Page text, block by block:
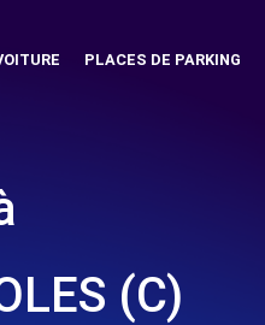
PLACES DE PARKING
(C)